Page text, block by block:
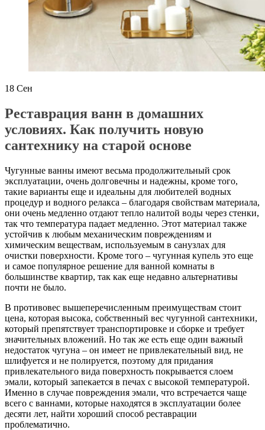
18 Сен
Реставрация ванн в домашних
условиях. Как получить новую
сантехнику на старой основе
Чугунные ванны имеют весьма продолжительный срок
эксплуатации, очень долговечны и надежны, кроме того,
такие варианты еще и идеальны для любителей водных
процедур и водного релакса – благодаря свойствам материала,
они очень медленно отдают тепло налитой воды через стенки,
так что температура падает медленно. Этот материал также
устойчив к любым механическим повреждениям и
химическим веществам, используемым в санузлах для
очистки поверхности. Кроме того – чугунная купель это еще
и самое популярное решение для ванной комнаты в
большинстве квартир, так как еще недавно альтернативы
почти не было.
В противовес вышеперечисленным преимуществам стоит
цена, которая высока, собственный вес чугунной сантехники,
который препятствует транспортировке и сборке и требует
значительных вложений. Но так же есть еще один важный
недостаток чугуна – он имеет не привлекательный вид, не
шлифуется и не полируется, поэтому для придания
привлекательного вида поверхность покрывается слоем
эмали, который запекается в печах с высокой температурой.
Именно в случае повреждения эмали, что встречается чаще
всего с ваннами, которые находятся в эксплуатации более
десяти лет, найти хороший способ реставрации
проблематично.